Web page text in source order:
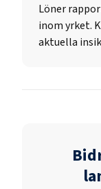
Löner
inom yrket.
aktuella